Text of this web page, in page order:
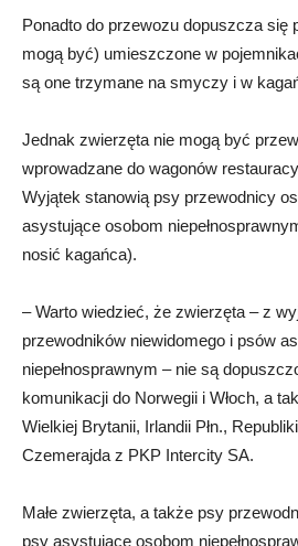
Ponadto do przewozu dopuszcza się
mogą być) umieszczone w
są one trzymane na smyczy i w
Jednak zwierzęta nie mogą być
wprowadzane do wagonów
Wyjątek stanowią psy przewodnicy
asystujące osobom
nosić kagańca).
– Warto wiedzieć, że zwierzęta – z
przewodników niewidomego i psów
niepełnosprawnym – nie są
komunikacji do Norwegii i Włoch, a
Wielkiej Brytanii, Irlandii Płn.,
Czemerajda z PKP Intercity SA.
Małe zwierzęta, a także psy
psy asystujące osobom